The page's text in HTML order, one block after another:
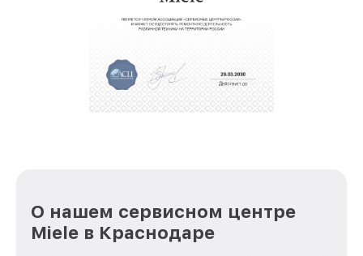
О нашем сервисном центре
Miele в Краснодаре